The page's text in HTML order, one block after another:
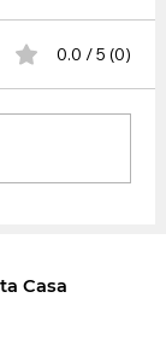
0.0 / 5 (0)
Casa